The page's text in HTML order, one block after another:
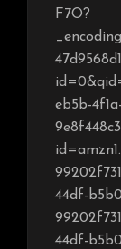
F7O?
eb5b-
44df-
44df-